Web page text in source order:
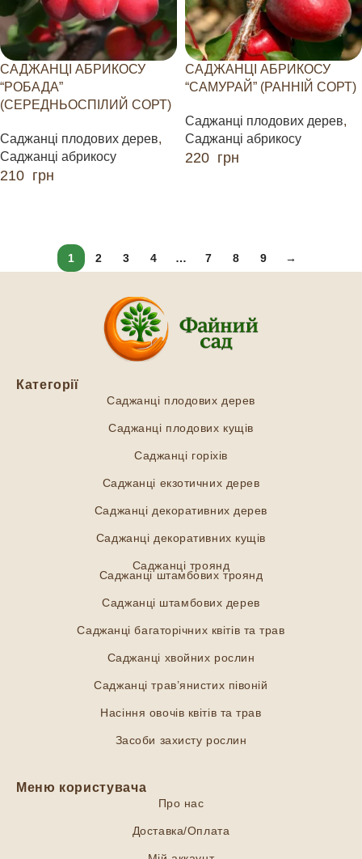
САДЖАНЦІ АБРИКОСУ
“РОБАДА”
(СЕРЕДНЬОСПІЛИЙ СОРТ)
Саджанці плодових дерев,
Саджанці абрикосу
210 грн
САДЖАНЦІ АБРИКОСУ
“САМУРАЙ” (РАННІЙ СОРТ)
Саджанці плодових дерев,
Саджанці абрикосу
220 грн
1 2 3 4 … 7 8 9 →
Категорії
Саджанці плодових дерев
Саджанці плодових кущів
Саджанці горіхів
Саджанці екзотичних дерев
Саджанці декоративних дерев
Саджанці декоративних кущів
Саджанці троянд
Саджанці штамбових троянд
Саджанці штамбових дерев
Саджанці багаторічних квітів та трав
Саджанці хвойних рослин
Саджанці трав’янистих півоній
Насіння овочів квітів та трав
Засоби захисту рослин
Меню користувача
Про нас
Доставка/Оплата